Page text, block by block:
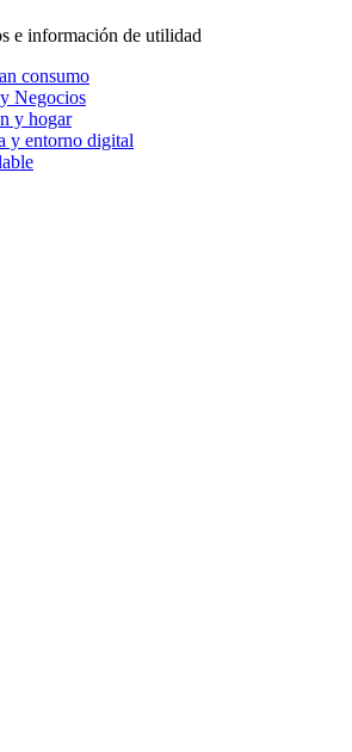
e información de utilidad
consumo
Negocios
y hogar
y entorno digital